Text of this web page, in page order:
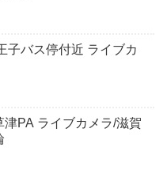
子バス停付近 ライブカ
津PA ライブカメラ/滋賀